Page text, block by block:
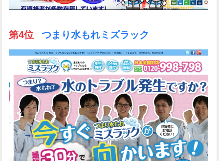
第4位 つまり水もれミズラック